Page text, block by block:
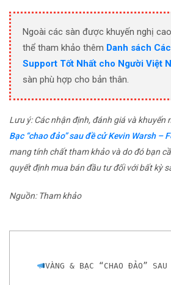
Ngoài các sàn được khuyến nghị
thể tham khảo thêm Danh sách
Support Tốt Nhất cho Người Việt
sàn phù hợp cho bản thân.
Lưu ý: Các nhận định, đánh giá và khuyến
Bạc “chao đảo” sau đề cử Kevin Warsh –
mang tính chất tham khảo và do đó bạn
quyết định mua bán đầu tư đối với bất kỳ
Nguồn: Tham khảo
VÀNG & BẠC “CHAO ĐẢO”